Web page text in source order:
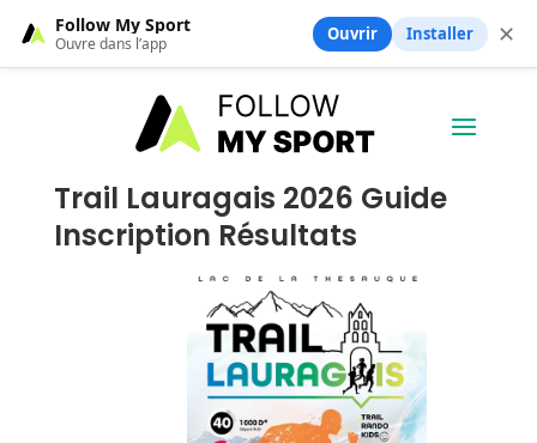
Trail Lauragais 2026 Guide
Inscription Résultats
Follow My Sport
Ouvre dans l’app Ouvrir Installer ✕